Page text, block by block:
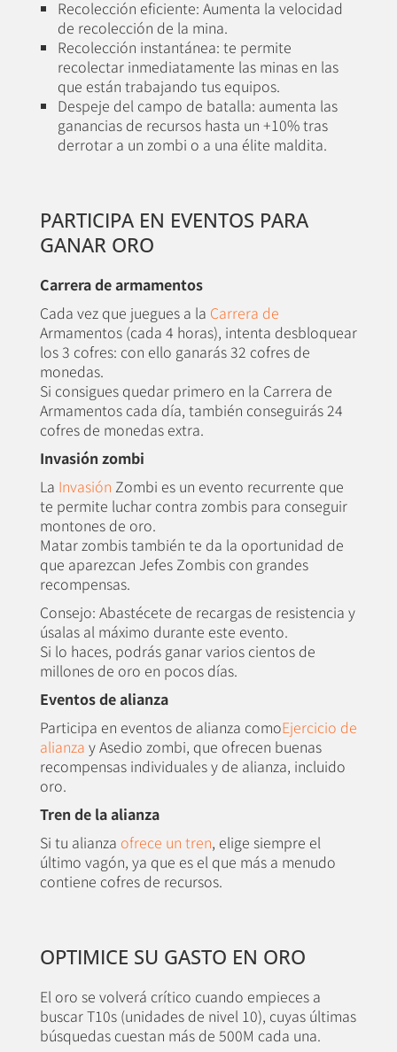
Recolección eficiente: Aumenta la velocidad
de recolección de la mina.
Recolección instantánea: te permite
recolectar inmediatamente las minas en las
que están trabajando tus equipos.
Despeje del campo de batalla: aumenta las
ganancias de recursos hasta un +10% tras
derrotar a un zombi o a una élite maldita.
PARTICIPA EN EVENTOS PARA
GANAR ORO
Carrera de armamentos
Cada vez que juegues a la Carrera de
Armamentos (cada 4 horas), intenta desbloquear
los 3 cofres: con ello ganarás 32 cofres de
monedas.
Si consigues quedar primero en la Carrera de
Armamentos cada día, también conseguirás 24
cofres de monedas extra.
Invasión zombi
La Invasión Zombi es un evento recurrente que
te permite luchar contra zombis para conseguir
montones de oro.
Matar zombis también te da la oportunidad de
que aparezcan Jefes Zombis con grandes
recompensas.
Consejo: Abastécete de recargas de resistencia y
úsalas al máximo durante este evento.
Si lo haces, podrás ganar varios cientos de
millones de oro en pocos días.
Eventos de alianza
Participa en eventos de alianza comoEjercicio de
alianza y Asedio zombi, que ofrecen buenas
recompensas individuales y de alianza, incluido
oro.
Tren de la alianza
Si tu alianza ofrece un tren, elige siempre el
último vagón, ya que es el que más a menudo
contiene cofres de recursos.
OPTIMICE SU GASTO EN ORO
El oro se volverá crítico cuando empieces a
buscar T10s (unidades de nivel 10), cuyas últimas
búsquedas cuestan más de 500M cada una.